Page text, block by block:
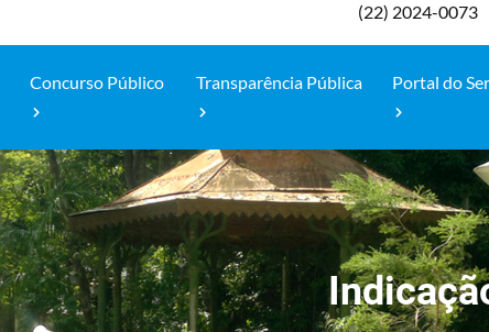
(22) 2024-0073
Concurso Público Transparência Pública Portal do